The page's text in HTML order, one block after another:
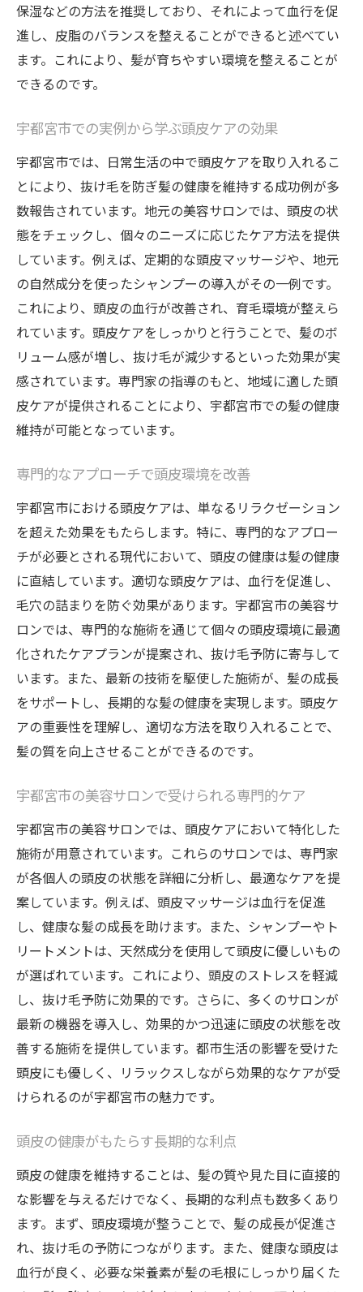
保湿などの方法を推奨しており、それによって血行を促
進し、皮脂のバランスを整えることができると述べてい
ます。これにより、髪が育ちやすい環境を整えることが
できるのです。
宇都宮市での実例から学ぶ頭皮ケアの効果
宇都宮市では、日常生活の中で頭皮ケアを取り入れるこ
とにより、抜け毛を防ぎ髪の健康を維持する成功例が多
数報告されています。地元の美容サロンでは、頭皮の状
態をチェックし、個々のニーズに応じたケア方法を提供
しています。例えば、定期的な頭皮マッサージや、地元
の自然成分を使ったシャンプーの導入がその一例です。
これにより、頭皮の血行が改善され、育毛環境が整えら
れています。頭皮ケアをしっかりと行うことで、髪のボ
リューム感が増し、抜け毛が減少するといった効果が実
感されています。専門家の指導のもと、地域に適した頭
皮ケアが提供されることにより、宇都宮市での髪の健康
維持が可能となっています。
専門的なアプローチで頭皮環境を改善
宇都宮市における頭皮ケアは、単なるリラクゼーション
を超えた効果をもたらします。特に、専門的なアプロー
チが必要とされる現代において、頭皮の健康は髪の健康
に直結しています。適切な頭皮ケアは、血行を促進し、
毛穴の詰まりを防ぐ効果があります。宇都宮市の美容サ
ロンでは、専門的な施術を通じて個々の頭皮環境に最適
化されたケアプランが提案され、抜け毛予防に寄与して
います。また、最新の技術を駆使した施術が、髪の成長
をサポートし、長期的な髪の健康を実現します。頭皮ケ
アの重要性を理解し、適切な方法を取り入れることで、
髪の質を向上させることができるのです。
宇都宮市の美容サロンで受けられる専門的ケア
宇都宮市の美容サロンでは、頭皮ケアにおいて特化した
施術が用意されています。これらのサロンでは、専門家
が各個人の頭皮の状態を詳細に分析し、最適なケアを提
案しています。例えば、頭皮マッサージは血行を促進
し、健康な髪の成長を助けます。また、シャンプーやト
リートメントは、天然成分を使用して頭皮に優しいもの
が選ばれています。これにより、頭皮のストレスを軽減
し、抜け毛予防に効果的です。さらに、多くのサロンが
最新の機器を導入し、効果的かつ迅速に頭皮の状態を改
善する施術を提供しています。都市生活の影響を受けた
頭皮にも優しく、リラックスしながら効果的なケアが受
けられるのが宇都宮市の魅力です。
頭皮の健康がもたらす長期的な利点
頭皮の健康を維持することは、髪の質や見た目に直接的
な影響を与えるだけでなく、長期的な利点も数多くあり
ます。まず、頭皮環境が整うことで、髪の成長が促進さ
れ、抜け毛の予防につながります。また、健康な頭皮は
血行が良く、必要な栄養素が髪の毛根にしっかり届くた